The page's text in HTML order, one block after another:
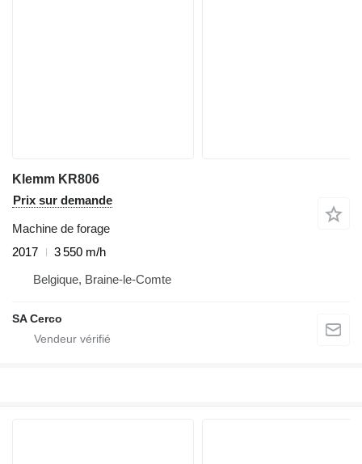
Klemm KR806
Prix sur demande
Machine de forage
2017
3 550 m/h
Belgique, Braine-le-Comte
SA Cerco